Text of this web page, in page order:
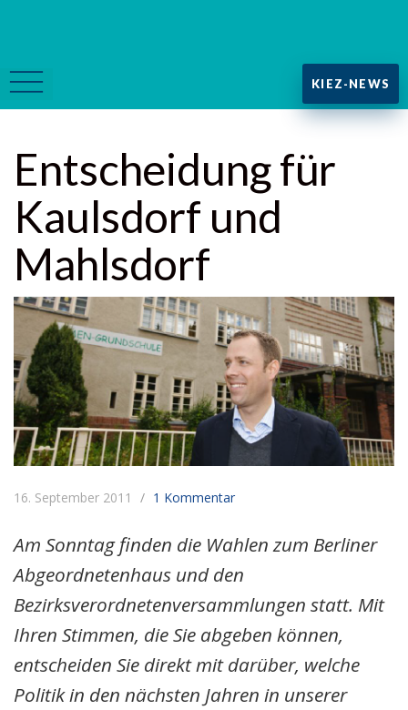
KIEZ-NEWS
Entscheidung für
Kaulsdorf und
Mahlsdorf
16. September 2011 1 Kommentar
Am Sonntag finden die Wahlen zum Berliner
Abgeordnetenhaus und den
Bezirksverordnetenversammlungen statt. Mit
Ihren Stimmen, die Sie abgeben können,
entscheiden Sie direkt mit darüber, welche
Politik in den nächsten Jahren in unserer